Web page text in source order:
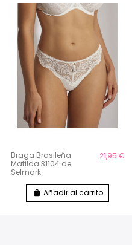
Braga Brasileña
Matilda 31104 de
Selmark
21,95 €
Añadir al carrito